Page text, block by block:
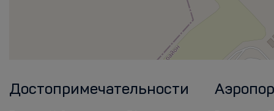
Достопримечательности